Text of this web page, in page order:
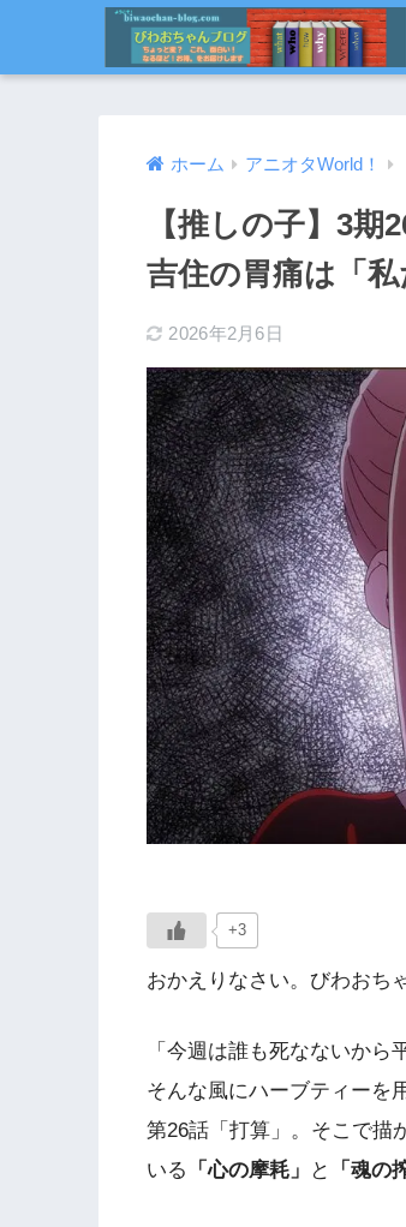
ホーム アニオタWorld！
【推しの子】3
吉住の胃痛は「
2026年2月6日
+3
おかえりなさい。びわおち
「今週は誰も死なないから
そんな風にハーブティーを
第26話「打算」。そこで描
いる​
​「心の摩耗」​ ​と​ 「魂の